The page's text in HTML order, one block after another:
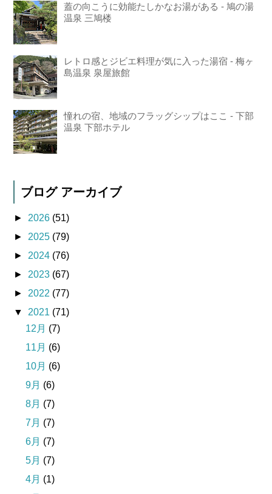
蓋の向こうに効能たしかなお湯がある - 鳩の湯
温泉 三鳩楼
レトロ感とジビエ料理が気に入った湯宿 - 梅ヶ
島温泉 泉屋旅館
憧れの宿、地域のフラッグシップはここ - 下部
温泉 下部ホテル
ブログ アーカイブ
► 2026 (51)
► 2025 (79)
► 2024 (76)
► 2023 (67)
► 2022 (77)
▼ 2021 (71)
12月 (7)
11月 (6)
10月 (6)
9月 (6)
8月 (7)
7月 (7)
6月 (7)
5月 (7)
4月 (1)